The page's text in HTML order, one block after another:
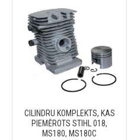
CILINDRU KOMPLEKTS, KAS
PIEMĒROTS STIHL 018,
MS180, MS180C